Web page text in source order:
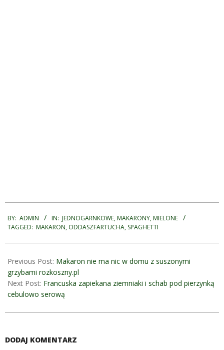
01-
29
BY: ADMIN IN: JEDNOGARNKOWE,MAKARONY,MIELONE
TAGGED: MAKARON, ODDASZFARTUCHA, SPAGHETTI
Previous Post: Makaron nie ma nic w domu z suszonymi
grzybami rozkoszny.pl
Next Post: Francuska zapiekana ziemniaki i schab pod pierzynką
cebulowo serową
DODAJ KOMENTARZ